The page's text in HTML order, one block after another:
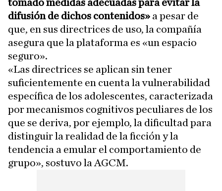
tomado medidas adecuadas para evitar la
difusión de dichos contenidos» a pesar de
que, en sus directrices de uso, la compañía
asegura que la plataforma es «un espacio
seguro».
«Las directrices se aplican sin tener
suficientemente en cuenta la vulnerabilidad
específica de los adolescentes, caracterizada
por mecanismos cognitivos peculiares de los
que se deriva, por ejemplo, la dificultad para
distinguir la realidad de la ficción y la
tendencia a emular el comportamiento de
grupo», sostuvo la AGCM.